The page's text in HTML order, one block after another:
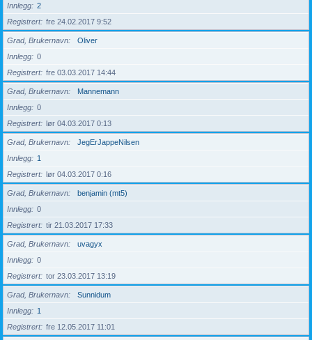
Innlegg
2
Registrert
fre 24.02.2017 9:52
Grad, Brukernavn
Oliver
Innlegg
0
Registrert
fre 03.03.2017 14:44
Grad, Brukernavn
Mannemann
Innlegg
0
Registrert
lør 04.03.2017 0:13
Grad, Brukernavn
JegErJappeNilsen
Innlegg
1
Registrert
lør 04.03.2017 0:16
Grad, Brukernavn
benjamin (mt5)
Innlegg
0
Registrert
tir 21.03.2017 17:33
Grad, Brukernavn
uvagyx
Innlegg
0
Registrert
tor 23.03.2017 13:19
Grad, Brukernavn
Sunnidum
Innlegg
1
Registrert
fre 12.05.2017 11:01